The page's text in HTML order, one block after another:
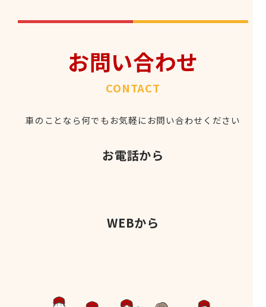
お問い合わせ
CONTACT
車のことなら何でもお気軽にお問い合わせください
お電話から
WEBから